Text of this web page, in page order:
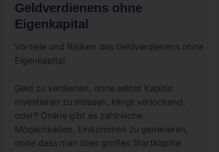
Geldverdienens ohne
Eigenkapital
Vorteile und Risiken des Geldverdienens ohne
Eigenkapital
Geld zu verdienen, ohne selbst Kapital
investieren zu müssen, klingt verlockend,
oder? Online gibt es zahlreiche
Möglichkeiten, Einkommen zu generieren,
ohne dass man über großes Startkapital